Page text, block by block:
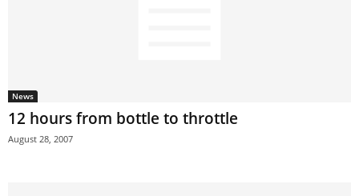
News
12 hours from bottle to throttle
August 28, 2007